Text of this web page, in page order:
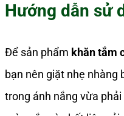
Hướng dẫn sử
Để sản phẩm khăn tắm
bạn nên giặt nhẹ nhàng
trong ánh nắng vừa